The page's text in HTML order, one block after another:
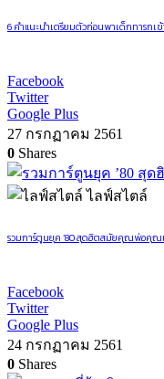
6 คำแนะนำเตรียมตัวก่อนพาเด็กทารกเ
Facebook
Twitter
Google Plus
27 กรกฏาคม 2561
0 Shares
ไลฟ์สไตล์
รวมการ์ตูนยุค ’80 สุดฮิตสมัยคุณพ่อคุณ
Facebook
Twitter
Google Plus
24 กรกฏาคม 2561
0 Shares